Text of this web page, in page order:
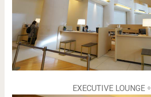
EXECUTIVE LOUNGE。